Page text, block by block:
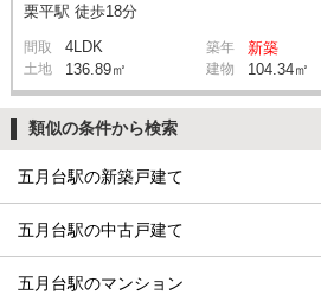
栗平駅 徒歩18分
間取 4LDK 築年 新築
土地 136.89㎡ 建物 104.34㎡
類似の条件から検索
五月台駅の新築戸建て
五月台駅の中古戸建て
五月台駅のマンション